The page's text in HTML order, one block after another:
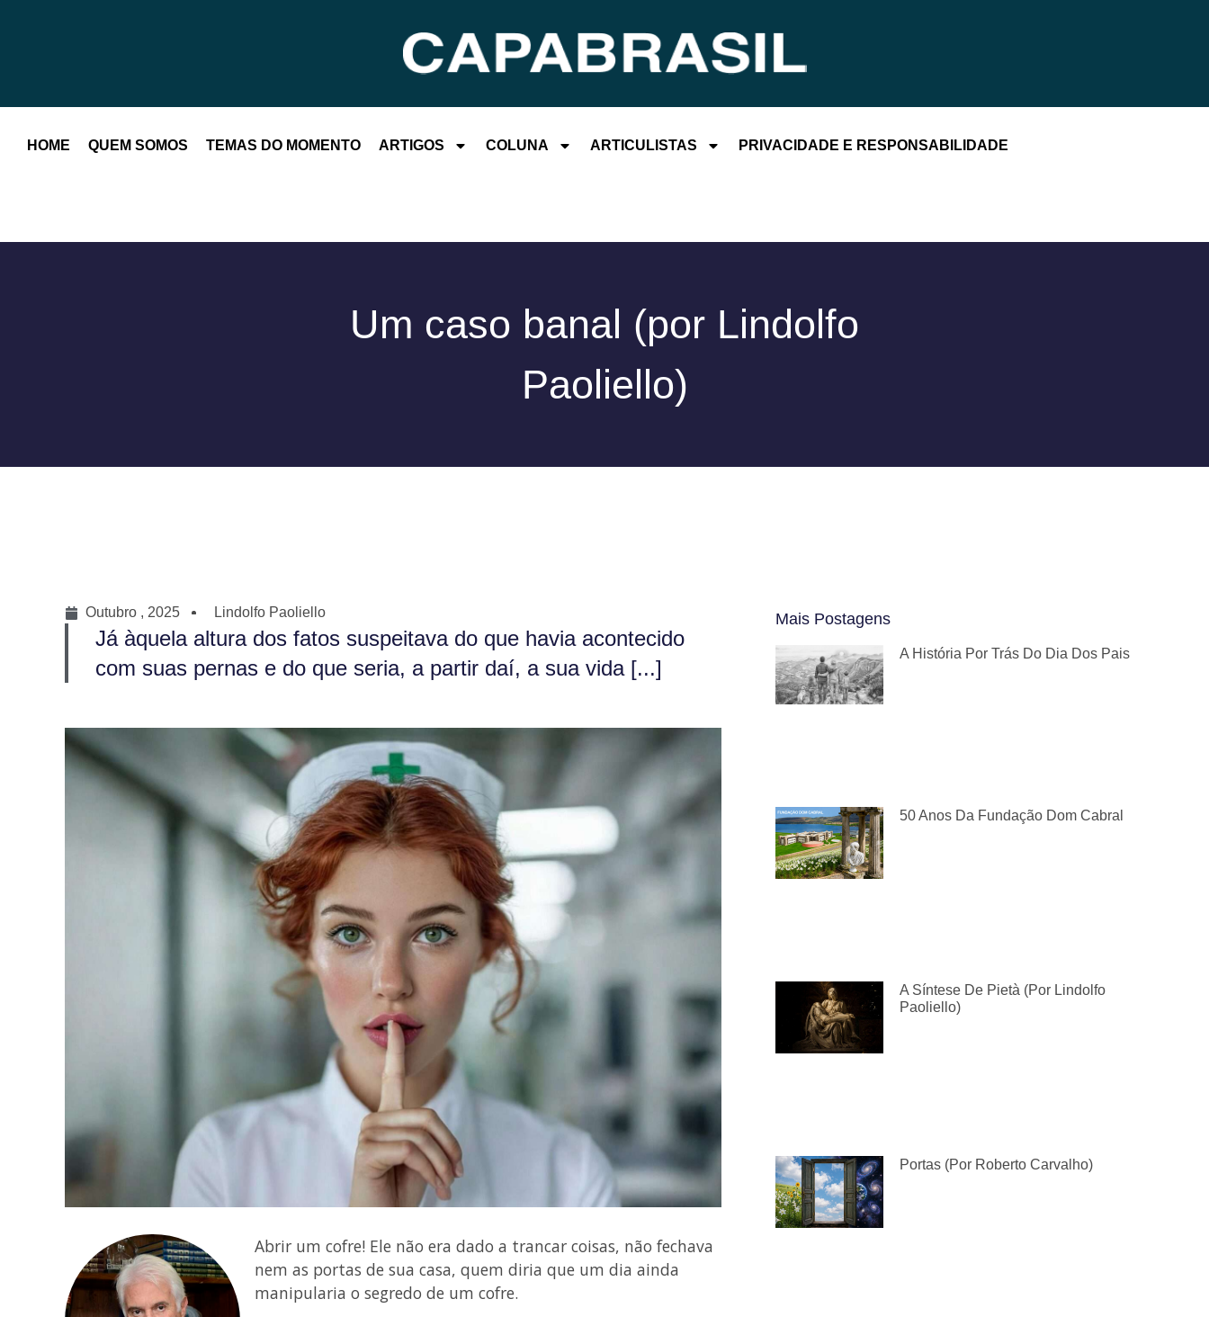
HOME QUEM SOMOS TEMAS DO MOMENTO ARTIGOS COLUNA ARTICULISTAS PRIVACIDADE E RESPONSABILIDADE
Um caso banal (por Lindolfo
Paoliello)
Outubro , 2025 Lindolfo Paoliello
Já àquela altura dos fatos suspeitava do que havia acontecido
com suas pernas e do que seria, a partir daí, a sua vida [...]
Abrir um cofre! Ele não era dado a trancar coisas, não fechava
nem as portas de sua casa, quem diria que um dia ainda
manipularia o segredo de um cofre.
Mais Postagens
A História Por Trás Do Dia Dos Pais
50 Anos Da Fundação Dom Cabral
A Síntese De Pietà (por Lindolfo
Paoliello)
Portas (por Roberto Carvalho)